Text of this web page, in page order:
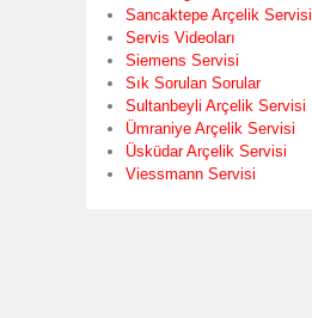
Sancaktepe Arçelik Servisi
Servis Videoları
Siemens Servisi
Sık Sorulan Sorular
Sultanbeyli Arçelik Servisi
Ümraniye Arçelik Servisi
Üsküdar Arçelik Servisi
Viessmann Servisi